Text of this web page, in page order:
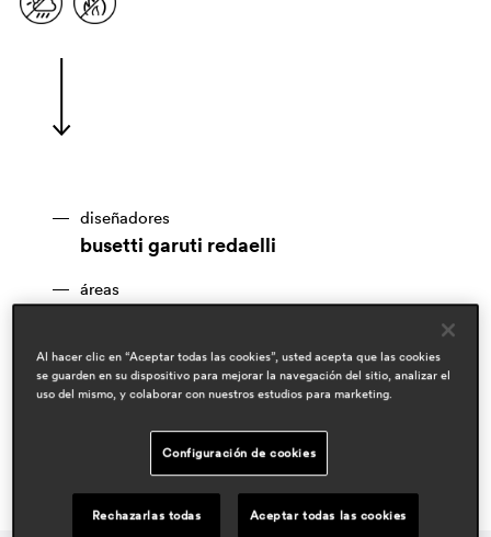
diseñadores
busetti garuti redaelli
áreas
residential
Al hacer clic en “Aceptar todas las cookies”, usted acepta que las cookies
se guarden en su dispositivo para mejorar la navegación del sitio, analizar el
uso del mismo, y colaborar con nuestros estudios para marketing.
Configuración de cookies
Rechazarlas todas Aceptar todas las cookies